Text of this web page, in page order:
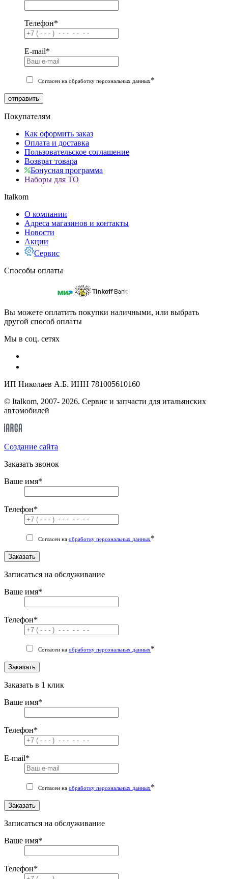
Телефон*
E-mail*
Согласен на обработку персональных данных*
отправить
Покупателям
Как оформить заказ
Оплата и доставка
Пользовательское соглашение
Возврат товара
Бонусная программа
Наборы для ТО
Italkom
О компании
Адреса магазинов и контакты
Новости
Акции
Сервис
Способы оплаты
Вы можете оплатить покупки наличными, или выбрать
другой способ оплаты
Мы в соц. сетях
ИП Николаев А.Б. ИНН 781005610160
© Italkom, 2007- 2026. Сервис и запчасти для итальянских
автомобилей
Cоздание сайта
Заказать звонок
Ваше имя*
Телефон*
Согласен на обработку персональных данных*
Заказать
Записаться на обслуживание
Ваше имя*
Телефон*
Согласен на обработку персональных данных*
Заказать
Заказать в 1 клик
Ваше имя*
Телефон*
E-mail*
Согласен на обработку персональных данных*
Заказать
Записаться на обслуживание
Ваше имя*
Телефон*